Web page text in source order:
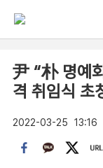
尹 “朴 명예
격 취임식 초
2022-03-25 13:16